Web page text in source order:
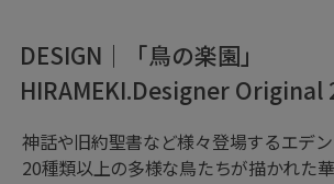
DESIGN｜「鳥の楽園」
HIRAMEKI.Designer Original
神話や旧約聖書など様々登場するエデン
20種類以上の多様な鳥たちが描かれた